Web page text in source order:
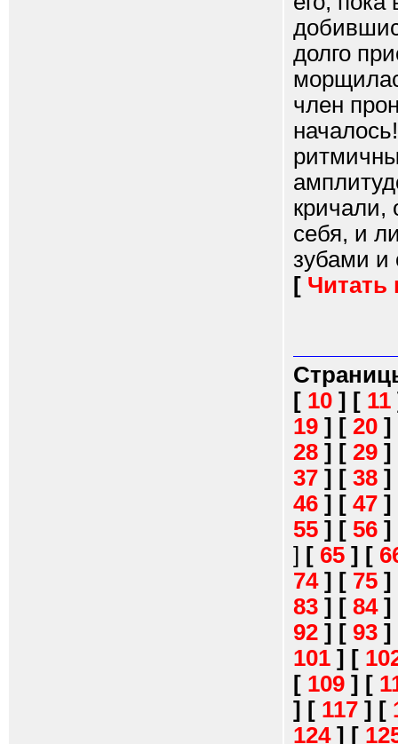
долго
член
кричали,
себя, и
зубами и
[ Читать
[ 10 ] [ 11
19 ] [ 20 ]
28 ] [ 29 ]
37 ] [ 38 ]
46 ] [ 47 ]
55 ] [ 56 ]
] [ 65 ] [
74] [ 75 ]
83 ] [ 84]
92 ] [ 93 ]
101 ] [
[ 109 ] [
] [ 117 ] [
124] [